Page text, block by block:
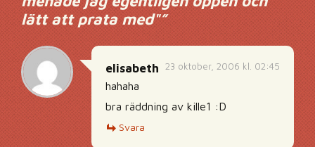
lätt att prata med"”
23 oktober, 2006 kl. 02:45
elisabeth
hahaha
bra räddning av kille1 :D
Svara